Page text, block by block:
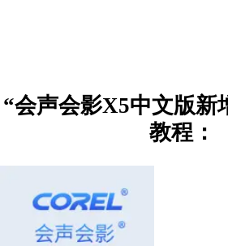
“会声会影X5中文版新
教程：